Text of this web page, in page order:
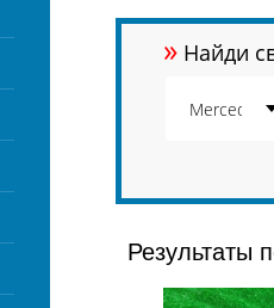
» Найди
Результаты